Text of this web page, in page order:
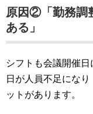
原因②「勤務調
ある」
シフトも会議開催
日が人員不足にな
ットがあります。